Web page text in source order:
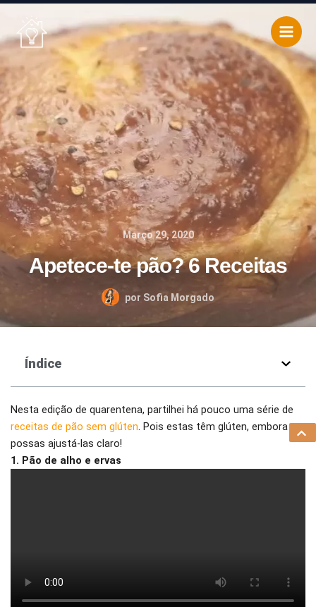
Skip
content
Março 29, 2020
Apetece-te pão? 6 Receitas
por Sofia Morgado
Índice
Nesta edição de quarentena, partilhei há pouco uma série de
receitas de pão sem glúten. Pois estas têm glúten, embora
possas ajustá-las claro!
1. Pão de alho e ervas